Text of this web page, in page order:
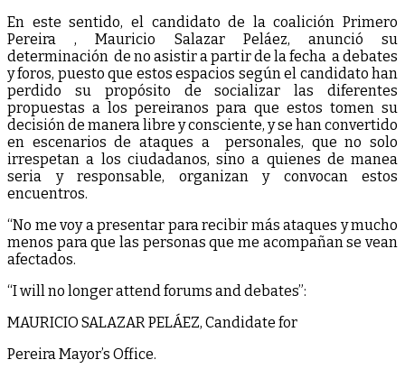
En este sentido, el candidato de la coalición Primero
Pereira , Mauricio Salazar Peláez, anunció su
determinación de no asistir a partir de la fecha a debates
y foros, puesto que estos espacios según el candidato han
perdido su propósito de socializar las diferentes
propuestas a los pereiranos para que estos tomen su
decisión de manera libre y consciente, y se han convertido
en escenarios de ataques a personales, que no solo
irrespetan a los ciudadanos, sino a quienes de manea
seria y responsable, organizan y convocan estos
encuentros.
“No me voy a presentar para recibir más ataques y mucho
menos para que las personas que me acompañan se vean
afectados.
“I will no longer attend forums and debates”:
MAURICIO SALAZAR PELÁEZ, Candidate for
Pereira Mayor’s Office.